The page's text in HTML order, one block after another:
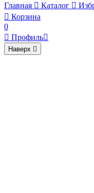
Главная  Каталог 
 Корзина
0
 Профиль
Наверх 